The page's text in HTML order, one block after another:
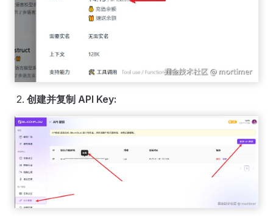
创建并复制 API Key: